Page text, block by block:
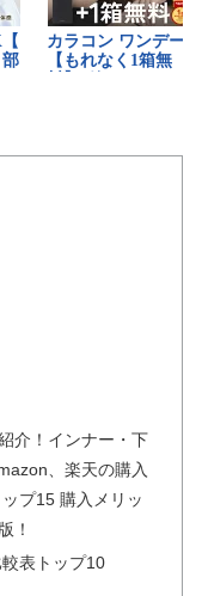
介！インナー・下
、楽天の購入
プ15 購入メリッ
！
表トップ10